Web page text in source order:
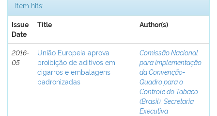
Item hits:
Issue
Date
Title Author(s)
2016-
05
União Europeia aprova
proibição de aditivos em
cigarros e embalagens
padronizadas
Comissão Nacional
para Implementação
da Convenção-
Quadro para o
Controle do Tabaco
(Brasil). Secretaria
Executiva